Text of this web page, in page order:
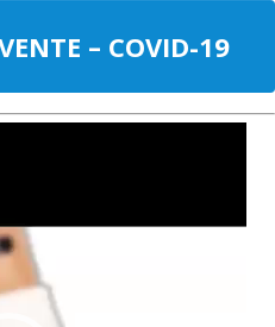
– COVID-19